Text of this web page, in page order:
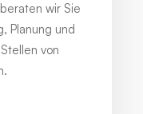
wir Sie
Planung und
von